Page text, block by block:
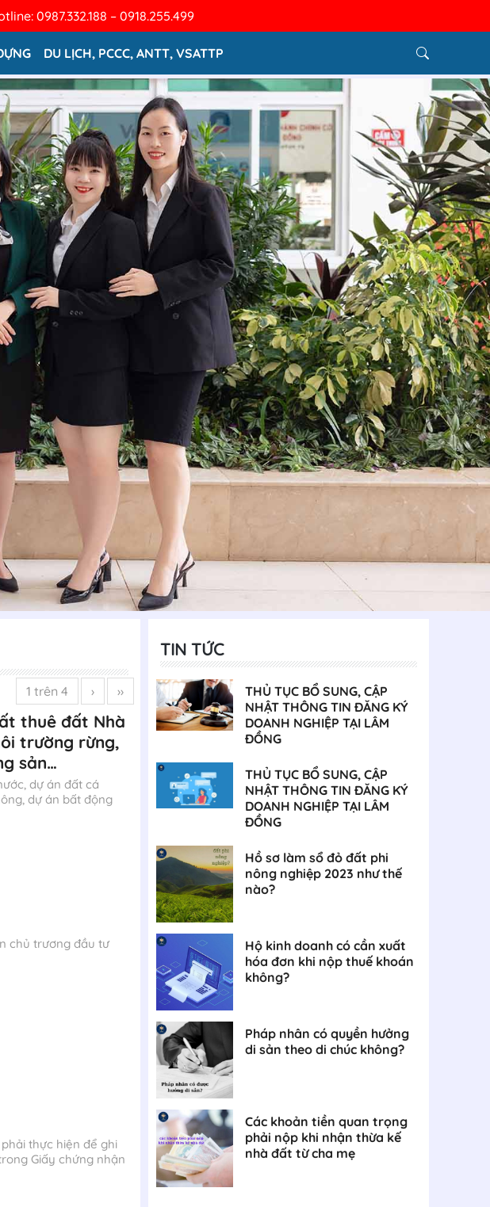
0987.332.188 – 0918.255.499
DU LỊCH, PCCC, ANTT, VSATTP
1 trên 4 › ››
thuê đất Nhà
trường rừng,
sản…
dự án đất cá
dự án bất động
chủ trương đầu tư
thực hiện để ghi
Giấy chứng nhận
TIN TỨC
THỦ TỤC BỔ SUNG, CẬP
NHẬT THÔNG TIN ĐĂNG KÝ
DOANH NGHIỆP TẠI LÂM
ĐỒNG
THỦ TỤC BỔ SUNG, CẬP
NHẬT THÔNG TIN ĐĂNG KÝ
DOANH NGHIỆP TẠI LÂM
ĐỒNG
Hồ sơ làm sổ đỏ đất phi
nông nghiệp 2023 như thế
nào?
Hộ kinh doanh có cần xuất
hóa đơn khi nộp thuế khoán
không?
Pháp nhân có quyền hưởng
di sản theo di chúc không?
Các khoản tiền quan trọng
phải nộp khi nhận thừa kế
nhà đất từ cha mẹ